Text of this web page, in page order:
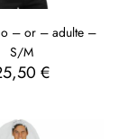
– or – adulte –
S/M
€